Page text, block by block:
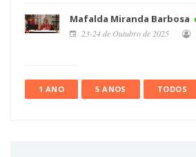
Mafalda Miranda Barbosa
23-24 de Outubro de 2025
1 ANO 5 ANOS TODOS